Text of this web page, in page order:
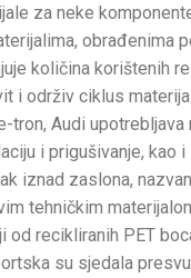
za neke
obrađenima
količina korištenih
i održiv ciklus
tron, Audi upotrebljava
i prigušivanje, kao i
iznad zaslona,
tehničkim
recikliranih PET
su sjedala